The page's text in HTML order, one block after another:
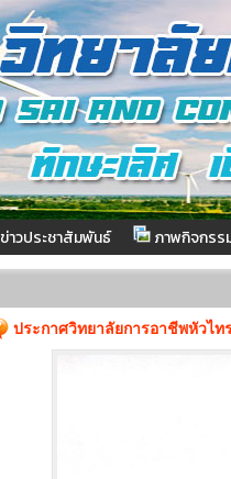
ข่าวประชาสัมพันธ์ ภาพกิจกรร
ประกาศวิทยาลัยการอาชีพหัวไท